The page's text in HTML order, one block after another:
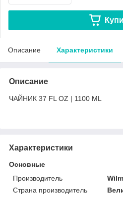
Описание Характеристики
Описание
ЧАЙНИК 37 FL OZ | 1100 ML
Характеристики
Основные
Производитель
Страна производитель